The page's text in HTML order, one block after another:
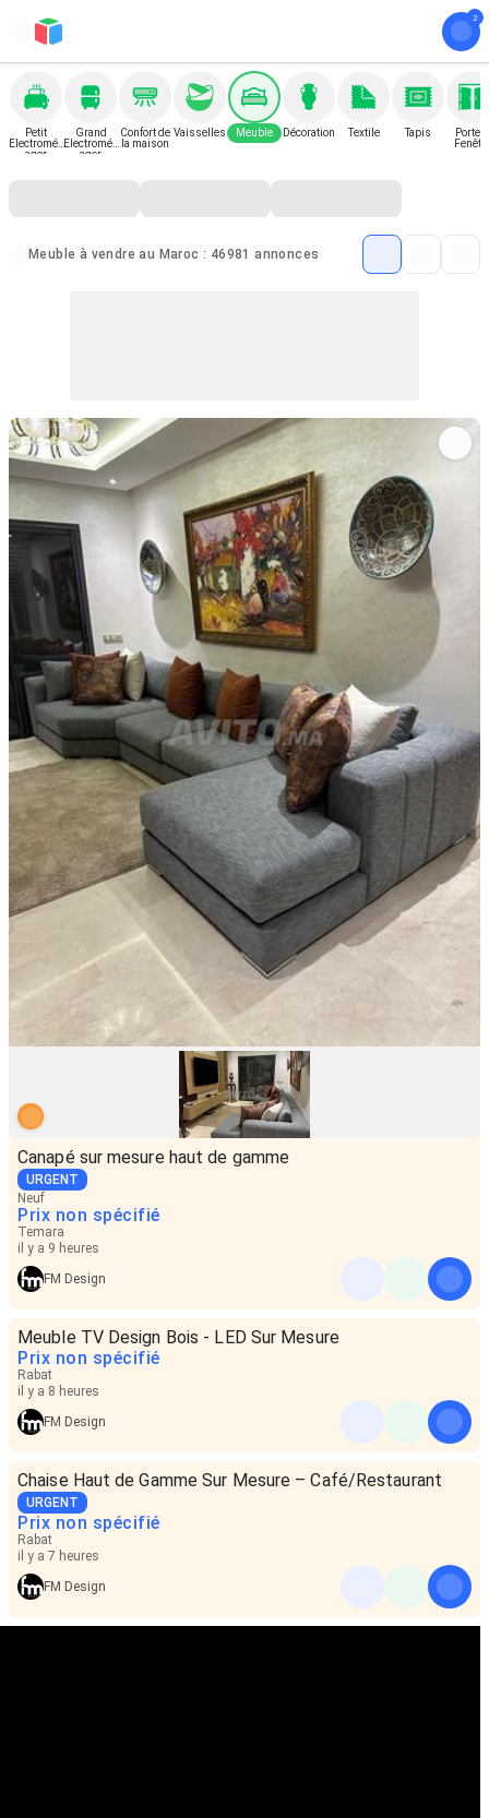
Petit
Electromén
ager
Grand
Electromén
ager
Confort de
la maison
Vaisselles Meuble Décoration Textile Tapis
Porte
Meuble à vendre au Maroc : 46981 annonces
Canapé sur mesure haut de gamme
URGENT
Neuf
Prix non spécifié
Temara
il y a 9 heures
FM Design
Meuble TV Design Bois - LED Sur Mesure
Prix non spécifié
Rabat
il y a 8 heures
FM Design
Chaise Haut de Gamme Sur Mesure – Café/Restaurant
URGENT
Prix non spécifié
Rabat
il y a 7 heures
FM Design